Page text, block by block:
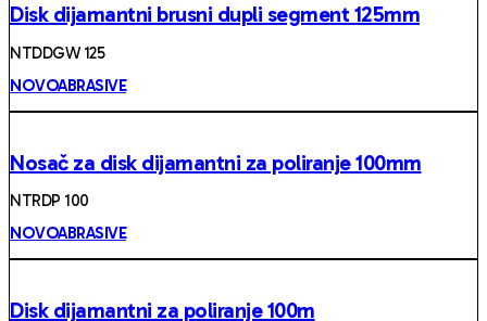
Disk dijamantni brusni dupli segment 125mm
NTDDGW 125
NOVOABRASIVE
Nosač za disk dijamantni za poliranje 100mm
NTRDP 100
NOVOABRASIVE
Disk dijamantni za poliranje 100m